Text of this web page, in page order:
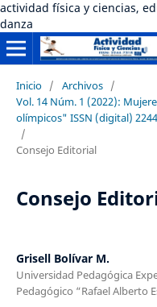
actividad física y ciencias,
danza
Inicio / Archivos /
Vol. 14 Núm. 1 (2022):
olímpicos" ISSN (digital)
/
Consejo Editorial
Consejo
Grisell Bolívar M.
Universidad Pedagógica
Pedagógico “Rafael Alberto